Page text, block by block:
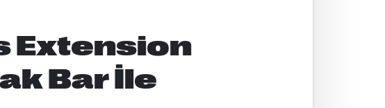
Extension
Bar İle